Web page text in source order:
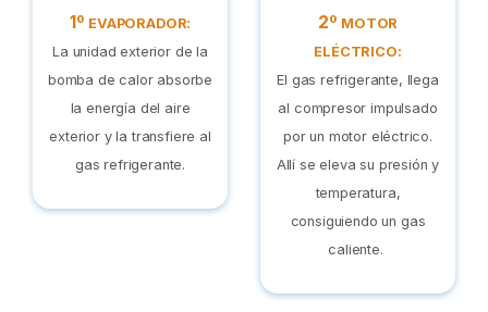
1º EVAPORADOR:
La unidad exterior de la
bomba de calor absorbe
la energía del aire
exterior y la transfiere al
gas refrigerante.
2º MOTOR
ELÉCTRICO:
El gas refrigerante, llega
al compresor impulsado
por un motor eléctrico.
Allí se eleva su presión y
temperatura,
consiguiendo un gas
caliente.